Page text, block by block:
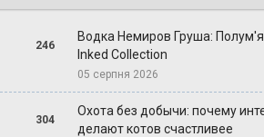
246
Водка Немиров Груша:
Inked Collection
05 серпня 2026
304
Охота без добычи: почему
делают котов счастливее